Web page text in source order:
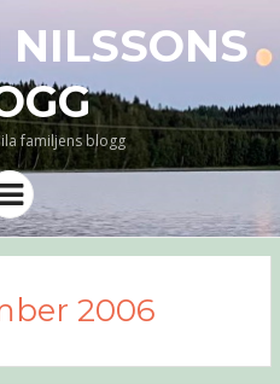
familjens blogg
Meny
2006